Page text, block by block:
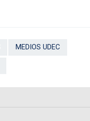
MEDIOS UDEC